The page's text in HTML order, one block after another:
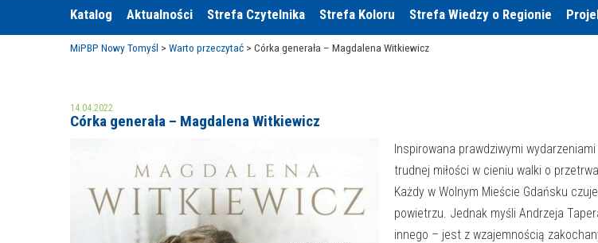
Katalog Aktualności Strefa Czytelnika Strefa Koloru Strefa Wiedzy o Regionie
MiPBP Nowy Tomyśl > Warto przeczytać > Córka generała – Magdalena Witkiewicz
14.04.2022
Córka generała – Magdalena Witkiewicz
Inspirowana prawdziwymi
trudnej miłości w cieniu walki o
Każdy w Wolnym Mieście Gdańsku
powietrzu. Jednak myśli Andrzeja
innego – jest z wzajemnością